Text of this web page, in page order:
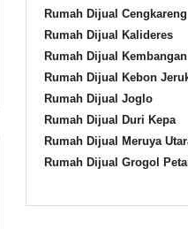
Rumah Dijual Cengkareng
Rumah Dijual Kalideres
Rumah Dijual Kembangan
Rumah Dijual Kebon
Rumah Dijual Joglo
Rumah Dijual Duri Kepa
Rumah Dijual Meruya
Rumah Dijual Grogol